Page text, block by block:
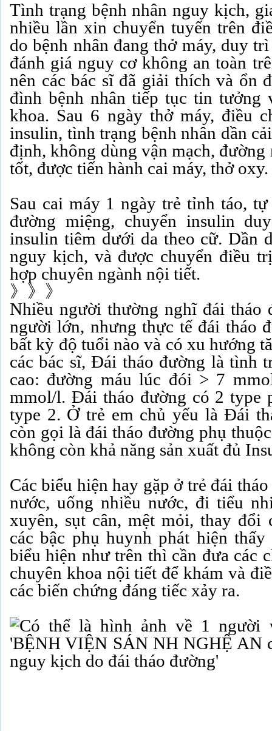
Tình trạng bệnh nhân nguy kịch,
nhiều lần xin chuyển tuyến trên
do bệnh nhân đang thở máy, duy
đánh giá nguy cơ không an toàn
nên các bác sĩ đã giải thích và ổn
đình bệnh nhân tiếp tục tin tưởng
khoa. Sau 6 ngày thở máy, điều
insulin, tình trạng bệnh nhân dần
định, không dùng vận mạch, đường
tốt, được tiến hành cai máy, thở oxy.
Sau cai máy 1 ngày trẻ tỉnh táo,
đường miệng, chuyển insulin
insulin tiêm dưới da theo cữ. Dần
nguy kịch, và được chuyển điều
hợp chuyên ngành nội tiết.
》》》
Nhiều người thường nghĩ đái tháo
người lớn, nhưng thực tế đái tháo
bất kỳ độ tuổi nào và có xu hướng
các bác sĩ, Đái tháo đường là tình
cao: đường máu lúc đói > 7
mmol/l. Đái tháo đường có 2 type
type 2. Ở trẻ em chủ yếu là Đái
còn gọi là đái tháo đường phụ
không còn khả năng sản xuất đủ
Các biểu hiện hay gặp ở trẻ đái
nước, uống nhiều nước, đi tiểu
xuyên, sụt cân, mệt mỏi, thay đổi
các bậc phụ huynh phát hiện
biểu hiện như trên thì cần đưa các
chuyên khoa nội tiết để khám và
các biến chứng đáng tiếc xảy ra.